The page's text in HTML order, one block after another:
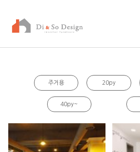
주거용 20py
40py~